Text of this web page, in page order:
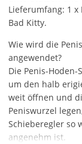
Lieferumfang: 1 x
Bad Kitty.
Wie wird die
angewendet?
Die Penis-
um den halb
weit öffnen und
Peniswurzel
Schieberegler so
angenehm ist.